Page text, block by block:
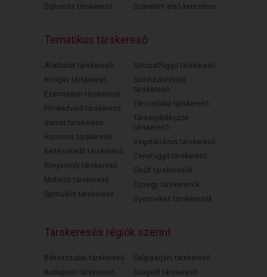
Diplomás társkereső
Szerelem első keresésre
Tematikus társkereső
Állatbarát társkereső
Bringás társkereső
Ezermester társkereső
Filmkedvelő társkereső
Gamer társkereső
Humoros társkereső
Kertészkedő társkereső
Könyvmoly társkereső
Motoros társkereső
Spirituális társkereső
Sorozatfüggő társkereső
Színházkedvelő
társkereső
Táncoslábú társkereső
Társasjátékozós
társkereső
Vegetáriánus társkereső
Zenefüggő társkereső
Elvált társkeresők
Özvegy társkeresők
Gyermekes társkeresők
Társkeresés régiók szerint
Békéscsabai társkereső
Budapesti társkereső
Salgótarjáni társkereső
Szegedi társkereső